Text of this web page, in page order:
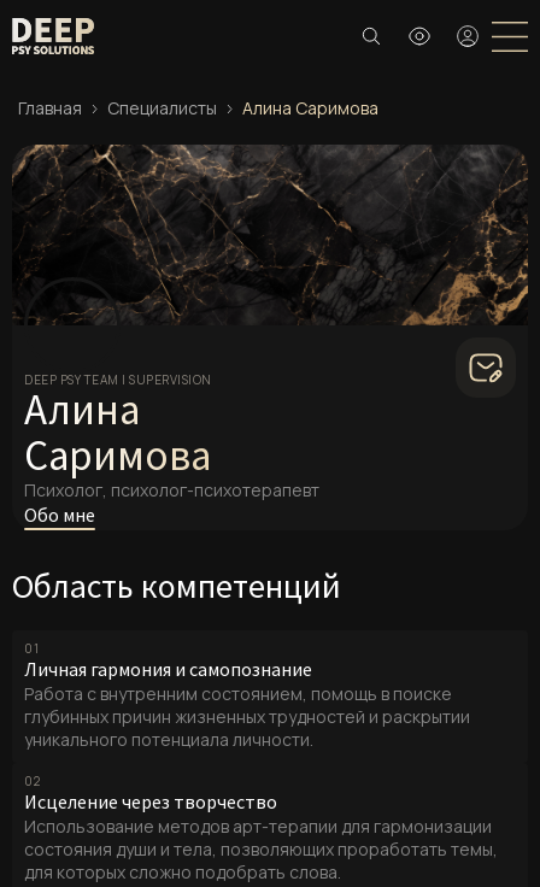
Главная Специалисты Алина Саримова
DEEP PSY TEAM | SUPERVISION
Алина
Саримова
Психолог, психолог-психотерапевт
Обо мне
Область компетенций
01
Личная гармония и самопознание
Работа с внутренним состоянием, помощь в поиске
глубинных причин жизненных трудностей и раскрытии
уникального потенциала личности.
02
Исцеление через творчество
Использование методов арт-терапии для гармонизации
состояния души и тела, позволяющих проработать темы,
для которых сложно подобрать слова.